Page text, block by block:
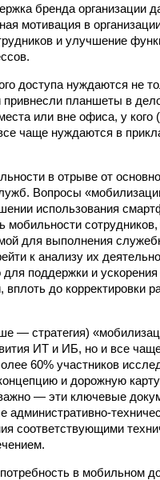
бренда организации
мотивация в
и улучшение
доступа нуждаются не
планшеты в
или вне офиса, у кого
чаще нуждаются в
в отрыве от
Вопросы
использования
мобильности
для выполнения
к анализу их
для поддержки и
до корректировки
— стратегия)
ИТ и ИБ, но и все
60% участников
и дорожную
— эти ключевые
административно-
соответствующими
в мобильном